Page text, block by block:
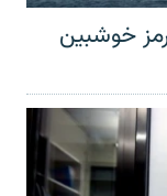
خوشبین